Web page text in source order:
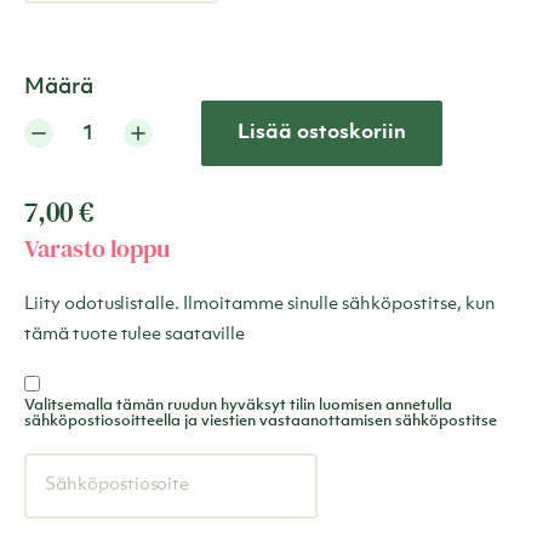
Määrä
Lisää ostoskoriin
7,00€
Varasto loppu
Liity odotuslistalle. Ilmoitamme sinulle sähköpostitse, kun
tämä tuote tulee saataville
Valitsemalla tämän ruudun hyväksyt tilin luomisen annetulla
sähköpostiosoitteella ja viestien vastaanottamisen sähköpostitse
Kirjoita
sähköpostiosoitteesi